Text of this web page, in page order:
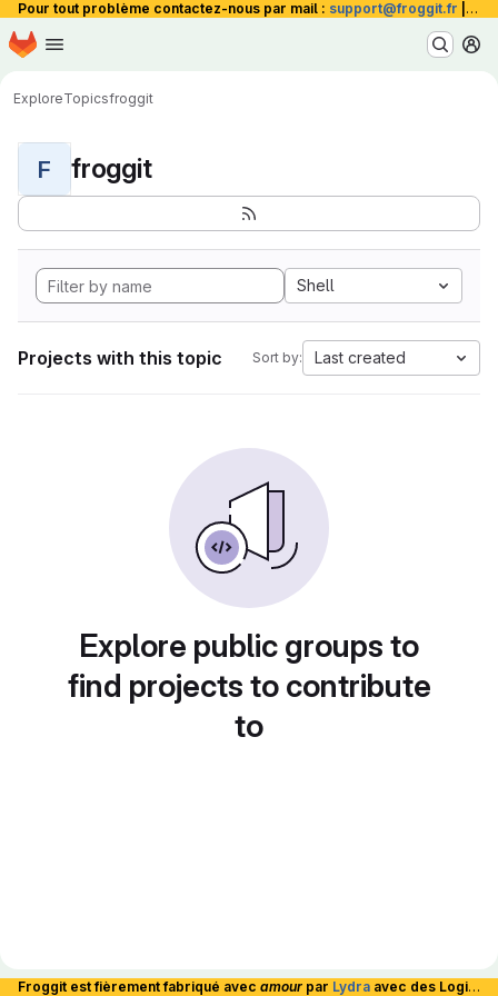
Pour tout problème contactez-nous par mail : support@froggit.fr La
Skip to main content
Homepage
ExploreTopicsfroggit
F froggit
Shell
Projects with this topic Sort by: Last created
Explore public groups to
find projects to contribute
to
Froggit est fièrement fabriqué avec amour par Lydra avec des Logiciels Libres et hébergé en